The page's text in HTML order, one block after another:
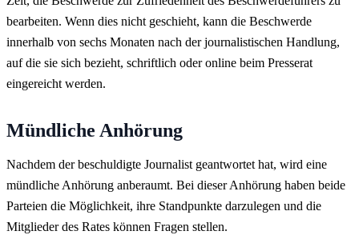
bearbeiten. Wenn dies nicht geschieht, kann die Beschwerde
innerhalb von sechs Monaten nach der journalistischen Handlung,
auf die sie sich bezieht, schriftlich oder online beim Presserat
eingereicht werden.
Mündliche Anhörung
Nachdem der beschuldigte Journalist geantwortet hat, wird eine
mündliche Anhörung anberaumt. Bei dieser Anhörung haben beide
Parteien die Möglichkeit, ihre Standpunkte darzulegen und die
Mitglieder des Rates können Fragen stellen.